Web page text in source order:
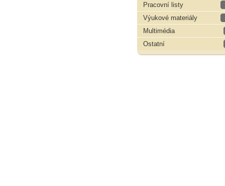
Pracovní listy
Výukové materiály
Multimédia
Ostatní